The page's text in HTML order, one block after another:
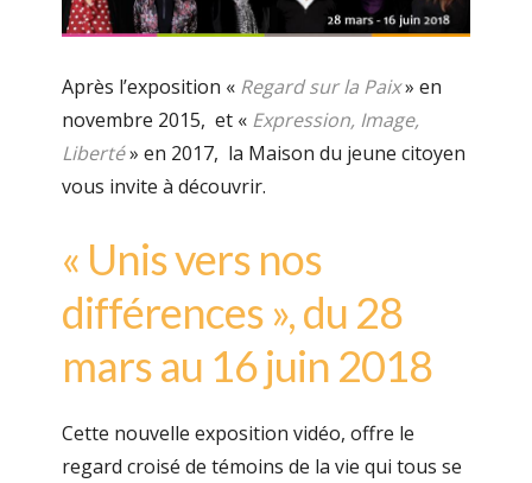
Après l’exposition « Regard sur la Paix» en
novembre 2015, et « Expression, Image,
Liberté» en 2017, la Maison du jeune citoyen
vous invite à découvrir.
« Unis vers nos
différences », du 28
mars au 16 juin 2018
Cette nouvelle exposition vidéo, offre le
regard croisé de témoins de la vie qui tous se